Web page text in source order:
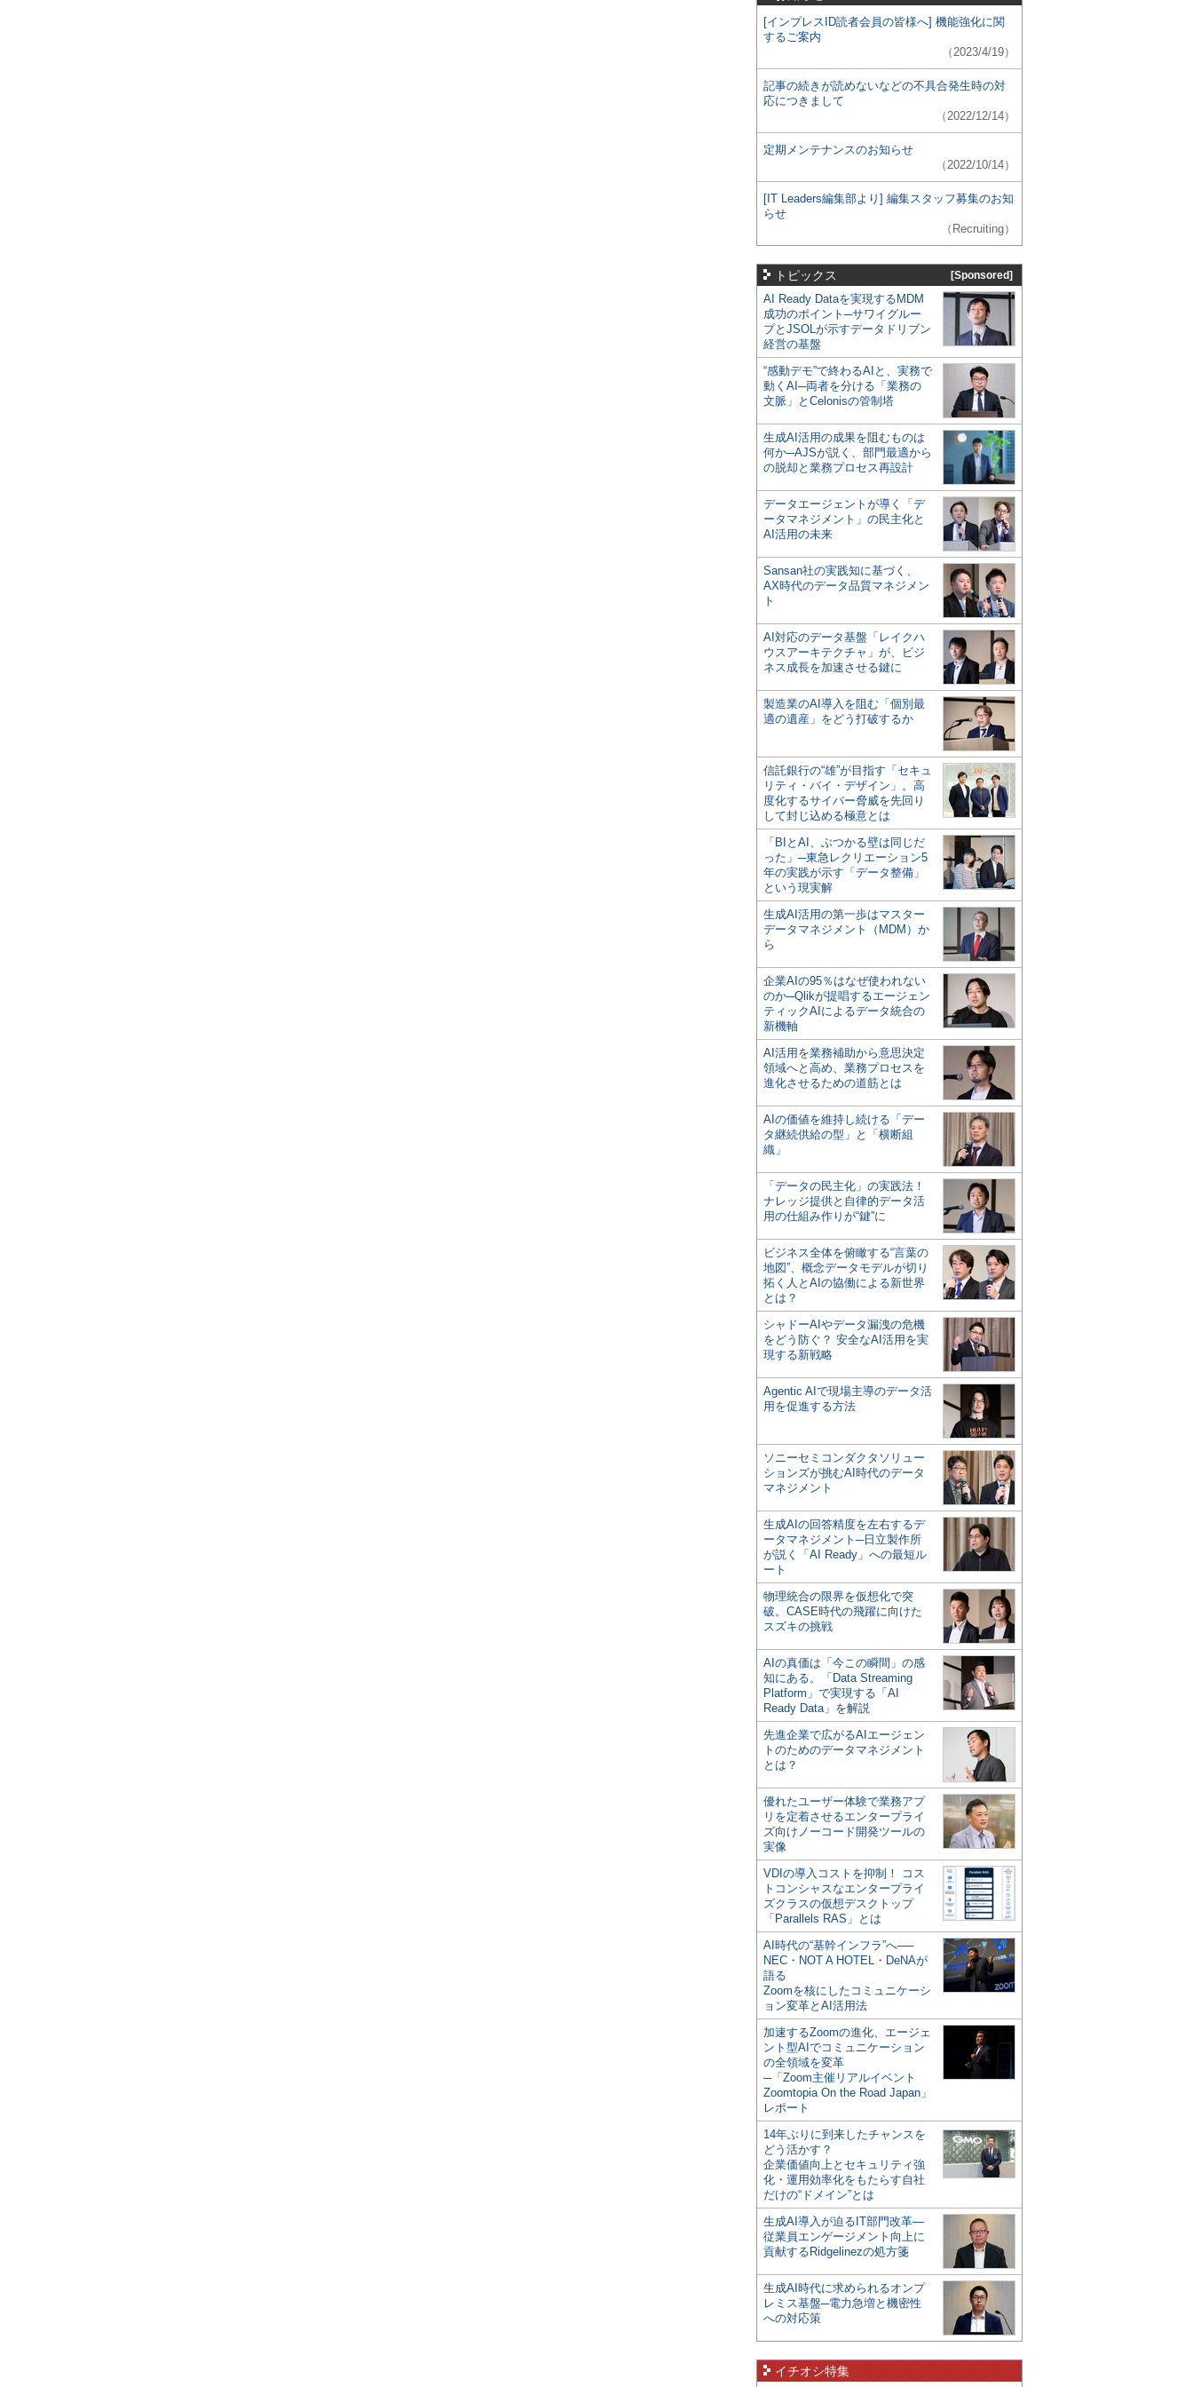
[インプレスID読者会員の皆様へ] 機能強化に関
するご案内
（2023/4/19）
記事の続きが読めないなどの不具合発生時の対
応につきまして
（2022/12/14）
定期メンテナンスのお知らせ
（2022/10/14）
[IT Leaders編集部より] 編集スタッフ募集のお知
らせ
（Recruiting）
トピックス [Sponsored]
AI Ready Dataを実現するMDM
成功のポイント─サワイグルー
プとJSOLが示すデータドリブン
経営の基盤
“感動デモ”で終わるAIと、実務で
動くAI─両者を分ける「業務の
文脈」とCelonisの管制塔
生成AI活用の成果を阻むものは
何か─AJSが説く、部門最適から
の脱却と業務プロセス再設計
データエージェントが導く「デ
ータマネジメント」の民主化と
AI活用の未来
Sansan社の実践知に基づく、
AX時代のデータ品質マネジメン
ト
AI対応のデータ基盤「レイクハ
ウスアーキテクチャ」が、ビジ
ネス成長を加速させる鍵に
製造業のAI導入を阻む「個別最
適の遺産」をどう打破するか
信託銀行の“雄”が目指す「セキュ
リティ・バイ・デザイン」。高
度化するサイバー脅威を先回り
して封じ込める極意とは
「BIとAI、ぶつかる壁は同じだ
った」─東急レクリエーション5
年の実践が示す「データ整備」
という現実解
生成AI活用の第一歩はマスター
データマネジメント（MDM）か
ら
企業AIの95％はなぜ使われない
のか─Qlikが提唱するエージェン
ティックAIによるデータ統合の
新機軸
AI活用を業務補助から意思決定
領域へと高め、業務プロセスを
進化させるための道筋とは
AIの価値を維持し続ける「デー
タ継続供給の型」と「横断組
織」
「データの民主化」の実践法！
ナレッジ提供と自律的データ活
用の仕組み作りが“鍵”に
ビジネス全体を俯瞰する“言葉の
地図”、概念データモデルが切り
拓く人とAIの協働による新世界
とは？
シャドーAIやデータ漏洩の危機
をどう防ぐ？ 安全なAI活用を実
現する新戦略
Agentic AIで現場主導のデータ活
用を促進する方法
ソニーセミコンダクタソリュー
ションズが挑むAI時代のデータ
マネジメント
生成AIの回答精度を左右するデ
ータマネジメント─日立製作所
が説く「AI Ready」への最短ル
ート
物理統合の限界を仮想化で突
破。CASE時代の飛躍に向けた
スズキの挑戦
AIの真価は「今この瞬間」の感
知にある。「Data Streaming
Platform」で実現する「AI
Ready Data」を解説
先進企業で広がるAIエージェン
トのためのデータマネジメント
とは？
優れたユーザー体験で業務アプ
リを定着させるエンタープライ
ズ向けノーコード開発ツールの
実像
VDIの導入コストを抑制！ コス
トコンシャスなエンタープライ
ズクラスの仮想デスクトップ
「Parallels RAS」とは
AI時代の“基幹インフラ”へ──
NEC・NOT A HOTEL・DeNAが
語る
Zoomを核にしたコミュニケーシ
ョン変革とAI活用法
加速するZoomの進化、エージェ
ント型AIでコミュニケーション
の全領域を変革
─「Zoom主催リアルイベント
Zoomtopia On the Road Japan」
レポート
14年ぶりに到来したチャンスを
どう活かす？
企業価値向上とセキュリティ強
化・運用効率化をもたらす自社
だけの“ドメイン”とは
生成AI導入が迫るIT部門改革―
従業員エンゲージメント向上に
貢献するRidgelinezの処方箋
生成AI時代に求められるオンプ
レミス基盤─電力急増と機密性
への対応策
イチオシ特集